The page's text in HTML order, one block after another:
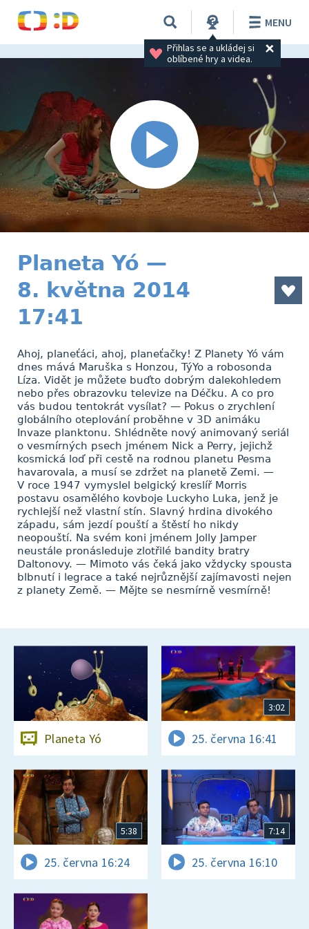
Přihlas se a ukládej si
oblíbené hry a videa.
MENU
Planeta Yó —
8. května 2014
17:41
Ahoj, planeťáci, ahoj, planeťačky! Z Planety Yó vám
dnes mává Maruška s Honzou, TýYo a robosonda
Líza. Vidět je můžete buďto dobrým dalekohledem
nebo přes obrazovku televize na Déčku. A co pro
vás budou tentokrát vysílat? — Pokus o zrychlení
globálního oteplování proběhne v 3D animáku
Invaze planktonu. Shlédněte nový animovaný seriál
o vesmírných psech jménem Nick a Perry, jejichž
kosmická loď při cestě na rodnou planetu Pesma
havarovala, a musí se zdržet na planetě Zemi. —
V roce 1947 vymyslel belgický kreslíř Morris
postavu osamělého kovboje Luckyho Luka, jenž je
rychlejší než vlastní stín. Slavný hrdina divokého
západu, sám jezdí pouští a štěstí ho nikdy
neopouští. Na svém koni jménem Jolly Jamper
neustále pronásleduje zlotřilé bandity bratry
Daltonovy. — Mimoto vás čeká jako vždycky spousta
blbnutí i legrace a také nejrůznější zajímavosti nejen
z planety Země. — Mějte se nesmírně vesmírně!
Planeta Yó
3:02
25. června 16:41
5:38
25. června 16:24
7:14
25. června 16:10